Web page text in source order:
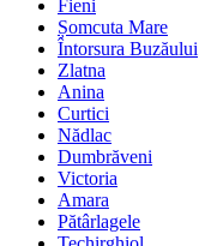
Fieni
Șomcuta Mare
Întorsura Buzăului
Zlatna
Anina
Curtici
Nădlac
Dumbrăveni
Victoria
Amara
Pătârlagele